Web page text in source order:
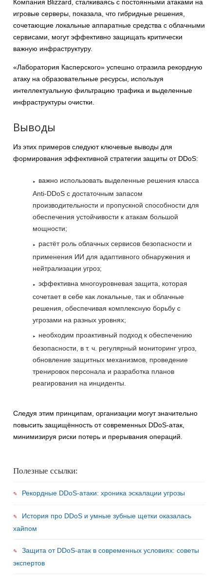
Компания Blizzard, сталкиваясь с постоянными атаками на
игровые серверы, показала, что гибридные решения,
сочетающие локальные аппаратные средства с облачными
сервисами, могут эффективно защищать критически
важную инфраструктуру.
«Лаборатория Касперского» успешно отразила рекордную
атаку на образовательные ресурсы, используя
интеллектуальную фильтрацию трафика и выделенные
инфраструктуры очистки.
Выводы
Из этих примеров следуют ключевые выводы для
формирования эффективной стратегии защиты от DDoS:
важно использовать выделенные решения класса
Anti-DDoS с достаточным запасом
производительности и пропускной способности для
обеспечения устойчивости к атакам большой
мощности;
растёт роль облачных сервисов безопасности и
применения ИИ для адаптивного обнаружения и
нейтрализации угроз;
эффективна многоуровневая защита, которая
сочетает в себе как локальные, так и облачные
решения, обеспечивая комплексную борьбу с
угрозами на разных уровнях;
необходим проактивный подход к обеспечению
безопасности, в т. ч. регулярный мониторинг угроз,
обновление защитных механизмов, проведение
тренировок персонала и разработка планов
реагирования на инциденты.
Следуя этим принципам, организации могут значительно
повысить защищённость от современных DDoS-атак,
минимизируя риски потерь и прерывания операций.
Полезные ссылки:
Рекордные DDoS-атаки: хроника эскалации угрозы
История про DDoS и умные зубные щетки оказалась
хайпом
Защита от DDoS-атак в современных условиях: советы
экспертов